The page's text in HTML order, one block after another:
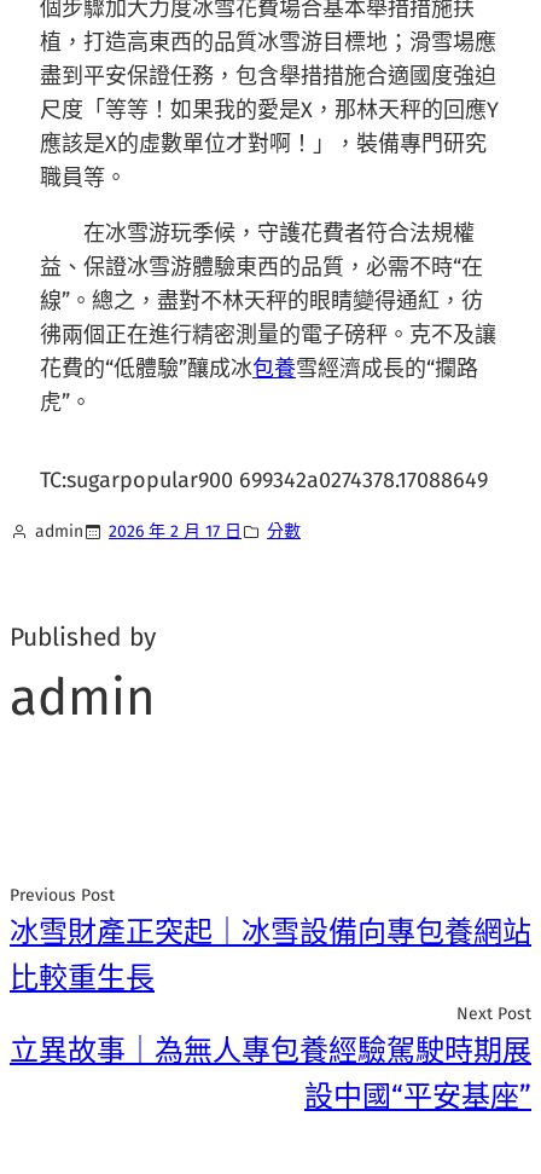
個步驟加大力度冰雪花費場合基本舉措措施扶
植，打造高東西的品質冰雪游目標地；滑雪場應
盡到平安保證任務，包含舉措措施合適國度強迫
尺度「等等！如果我的愛是X，那林天秤的回應Y
應該是X的虛數單位才對啊！」，裝備專門研究
職員等。
在冰雪游玩季候，守護花費者符合法規權
益、保證冰雪游體驗東西的品質，必需不時“在
線”。總之，盡對不林天秤的眼睛變得通紅，彷
彿兩個正在進行精密測量的電子磅秤。克不及讓
花費的“低體驗”釀成冰包養雪經濟成長的“攔路
虎”。
TC:sugarpopular900 699342a0274378.17088649
admin 2026 年 2 月 17 日 分數
Published by
admin
Previous Post
冰雪財產正突起｜冰雪設備向專包養網站
比較重生長
Next Post
立異故事｜為無人專包養經驗駕駛時期展
設中國“平安基座”